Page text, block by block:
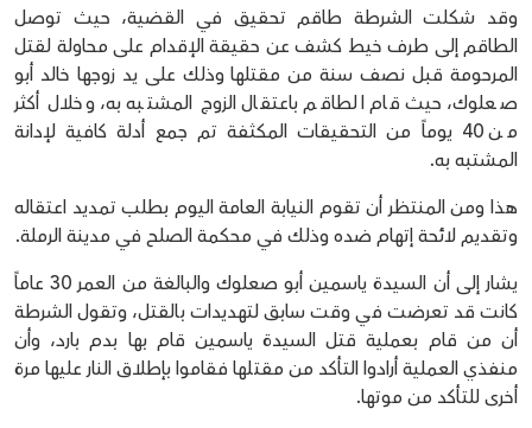
وقد شكلت الشرطة طاقم تحقيق في القضية، حيث توصل
الطاقم إلى طرف خيط كشف عن حقيقة الإقدام على محاولة لقتل
المرحومة قبل نصف سنة من مقتلها وذلك على يد زوجها خالد أبو
صعلوك، حيث قام الطاقم باعتقال الزوج المشتبه به، وخلال أكثر
من 40 يوماً من التحقيقات المكثفة تم جمع أدلة كافية لإدانة
المشتبه به.
هذا ومن المنتظر أن تقوم النيابة العامة اليوم بطلب تمديد اعتقاله
وتقديم لائحة إتهام ضده وذلك في محكمة الصلح في مدينة الرملة.
يشار إلى أن السيدة ياسمين أبو صعلوك والبالغة من العمر 30 عاماً
كانت قد تعرضت في وقت سابق لتهديدات بالقتل، وتقول الشرطة
أن من قام بعملية قتل السيدة ياسمين قام بها بدم بارد، وأن
منفذي العملية أرادوا التأكد من مقتلها فقاموا بإطلاق النار عليها مرة
أخرى للتأكد من موتها.